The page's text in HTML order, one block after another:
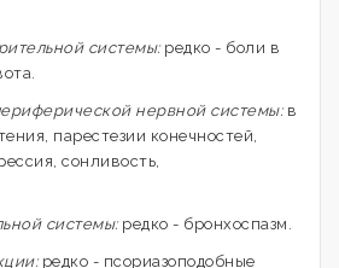
системы:редко - боли в
нервной системы:в
парестезии конечностей,
сонливость,
системы:редко - бронхоспазм.
редко - псориазоподобные